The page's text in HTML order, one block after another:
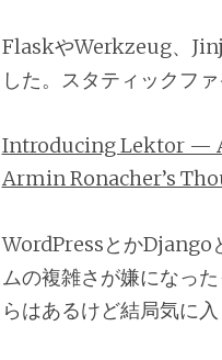
FlaskやWerkzeug、
した。スタティックフ
Introducing Lektor —
Armin Ronacher’s
WordPressとかDjango
ムの複雑さが嫌になっ
らはあるけど結局気に